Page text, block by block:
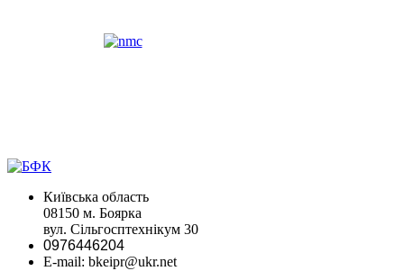
Київська область
08150 м. Боярка
вул. Сільгосптехнікум 30
0976446204
E-mail: bkeipr@ukr.net